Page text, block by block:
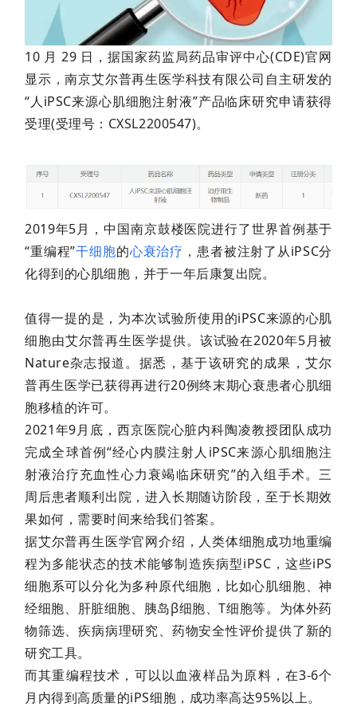
10 月 29 日，据国家药监局药品审评中心(CDE)官网
显示，南京艾尔普再生医学科技有限公司自主研发的
“人iPSC来源心肌细胞注射液”产品临床研究申请获得
受理(受理号：CXSL2200547)。
2019年5月，中国南京鼓楼医院进行了世界首例基于
“重编程”干细胞的心衰治疗 ，患者被注射了从iPSC分
化得到的心肌细胞，并于一年后康复出院。
值得一提的是，为本次试验所使用的iPSC来源的心肌
细胞由艾尔普再生医学提供。该试验在2020年5月被
Nature杂志报道。据悉，基于该研究的成果，艾尔
普再生医学已获得再进行20例终末期心衰患者心肌细
胞移植的许可。
2021年9月底，西京医院心脏内科陶凌教授团队成功
完成全球首例“经心内膜注射人iPSC来源心肌细胞注
射液治疗充血性心力衰竭临床研究”的入组手术。三
周后患者顺利出院，进入长期随访阶段，至于长期效
果如何，需要时间来给我们答案。
据艾尔普再生医学官网介绍，人类体细胞成功地重编
程为多能状态的技术能够制造疾病型iPSC，这些iPS
细胞系可以分化为多种原代细胞，比如心肌细胞、神
经细胞、肝脏细胞、胰岛β细胞、T细胞等。为体外药
物筛选、疾病病理研究、药物安全性评价提供了新的
研究工具。
而其重编程技术，可以以血液样品为原料，在3-6个
月内得到高质量的iPS细胞，成功率高达95%以上。